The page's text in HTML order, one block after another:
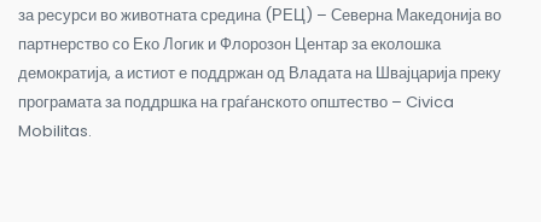
за ресурси во животната средина (РЕЦ) – Северна Македонија во
партнерство со Еко Логик и Флорозон Центар за еколошка
демократија, а истиот е поддржан од Владата на Швајцарија преку
програмата за поддршка на граѓанското општество – Civica
Mobilitas.